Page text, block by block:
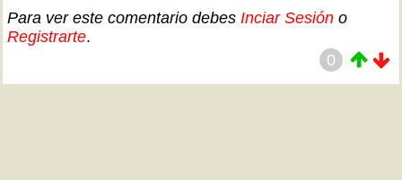
Para ver este comentario debes Inciar Sesión o
Registrarte.
0